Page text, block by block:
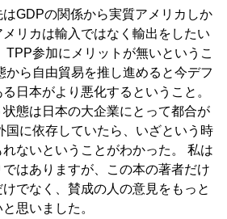
GDPの関係から実質アメリカしか
リカは輸入ではなく輸出をしたい
TPP参加にメリットが無いというこ
から自由貿易を推し進めると今デフ
日本がより悪化するということ。
態は日本の大企業にとって都合が
国に依存していたら、いざという時
ないということがわかった。 私は
はありますが、この本の著者だけ
でなく、賛成の人の意見をもっと
思いました。